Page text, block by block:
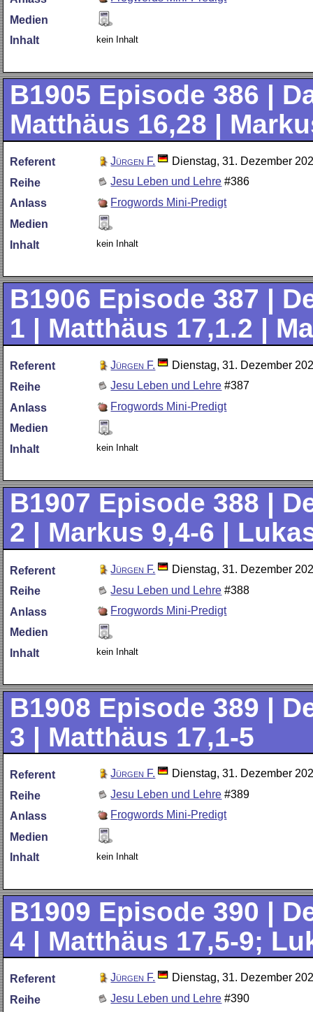
Medien
Inhalt
kein Inhalt
B1905 Episode 386 |
Matthäus 16,28 |
Referent Jürgen F.
Dienstag, 31. Dezember
Reihe
Jesu Leben und Lehre #386
Anlass
Frogwords Mini-Predigt
Medien
Inhalt
kein Inhalt
B1906 Episode 387 |
1 | Matthäus 17,1.2 |
Referent Jürgen F.
Dienstag, 31. Dezember
Reihe
Jesu Leben und Lehre #387
Anlass
Frogwords Mini-Predigt
Medien
Inhalt
kein Inhalt
B1907 Episode 388 |
2 | Markus 9,4-6 |
Referent Jürgen F.
Dienstag, 31. Dezember
Reihe
Jesu Leben und Lehre #388
Anlass
Frogwords Mini-Predigt
Medien
Inhalt
kein Inhalt
B1908 Episode 389 |
3 | Matthäus 17,1-5
Referent Jürgen F.
Dienstag, 31. Dezember
Reihe
Jesu Leben und Lehre #389
Anlass
Frogwords Mini-Predigt
Medien
Inhalt
kein Inhalt
B1909 Episode 390 |
4 | Matthäus 17,5-9;
Referent Jürgen F.
Dienstag, 31. Dezember
Reihe
Jesu Leben und Lehre #390